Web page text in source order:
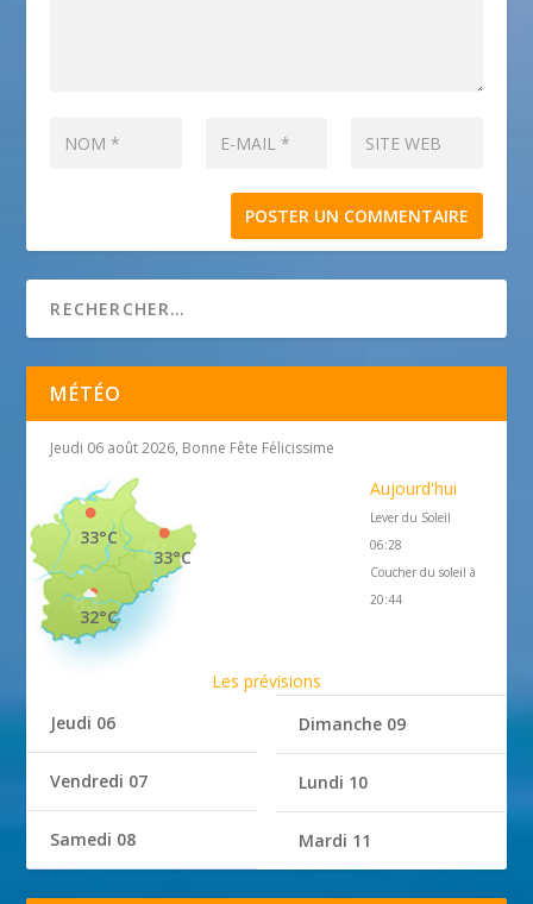
MÉTÉO
Jeudi 06 août 2026, Bonne Fête Félicissime
33°C
33°C
32°C
Aujourd'hui
Lever du Soleil
06:28
Coucher du soleil à
20:44
Les prévisions
Jeudi 06
Vendredi 07
Samedi 08
Dimanche 09
Lundi 10
Mardi 11